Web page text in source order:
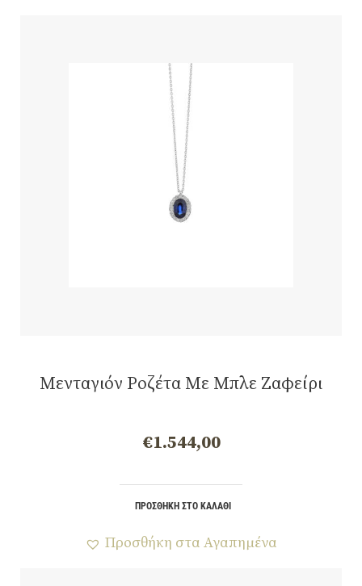
Μενταγιόν Ροζέτα Με Μπλε Ζαφείρι
€1.544,00
ΠΡΟΣΘΉΚΗ ΣΤΟ ΚΑΛΆΘΙ
Προσθήκη στα Αγαπημένα